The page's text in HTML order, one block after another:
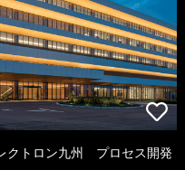
クトロン九州 プロセス開発